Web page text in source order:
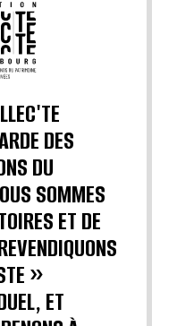
DES
DU
SOMMES
ET DE
»
ET